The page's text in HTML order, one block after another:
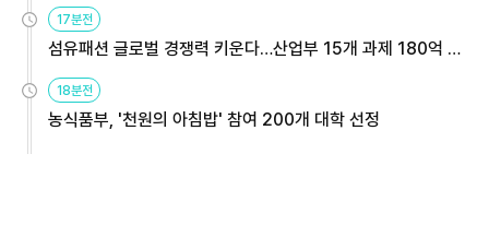
17분전
섬유패션 글로벌 경쟁력 키운다…산업부 15개 과제 180억 지
18분전
농식품부, '천원의 아침밥' 참여 200개 대학 선정